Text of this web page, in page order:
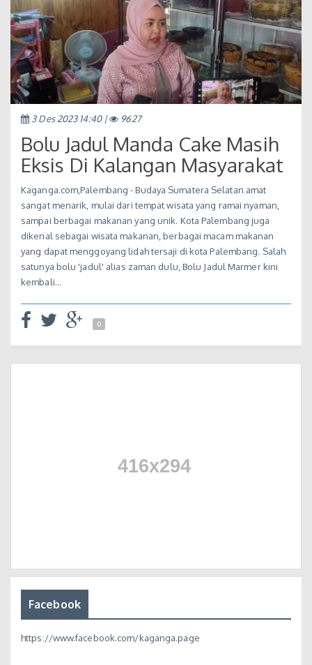
3 Des 2023 14:40 | 9627
Bolu Jadul Manda Cake Masih
Eksis Di Kalangan Masyarakat
Kaganga.com,Palembang - Budaya Sumatera Selatan amat
sangat menarik, mulai dari tempat wisata yang ramai nyaman,
sampai berbagai makanan yang unik. Kota Palembang juga
dikenal sebagai wisata makanan, berbagai macam makanan
yang dapat menggoyang lidah tersaji di kota Palembang. Salah
satunya bolu 'jadul' alias zaman dulu, Bolu Jadul Marmer kini
kembali…
0
Facebook
https://www.facebook.com/kaganga.page